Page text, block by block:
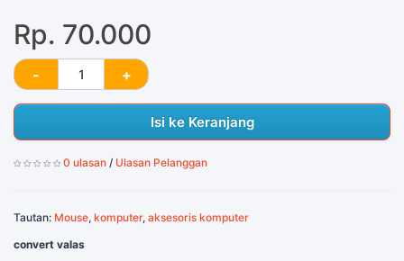
Rp. 70.000
Isi ke Keranjang
0 ulasan / Ulasan Pelanggan
Tautan: Mouse, komputer, aksesoris komputer
convert valas